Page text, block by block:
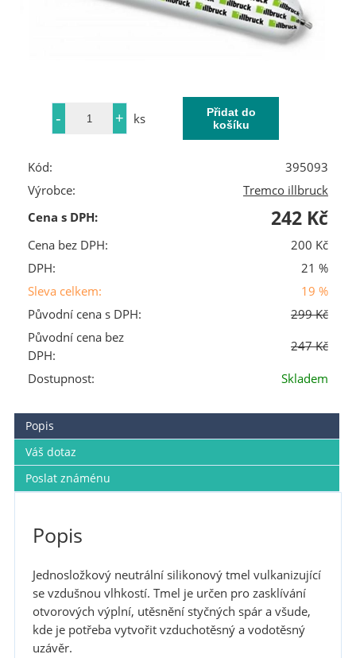
ks
Kód:
395093
Výrobce:
Tremco illbruck
Cena s DPH:
242 Kč
Cena bez DPH:
200 Kč
DPH:
21 %
Sleva celkem:
19 %
Původní cena s DPH:
299 Kč
Původní cena bez
DPH:
247 Kč
Dostupnost:
Skladem
Popis
Váš dotaz
Poslat známénu
Popis
Jednosložkový neutrální silikonový tmel vulkanizující
se vzdušnou vlhkostí. Tmel je určen pro zasklívání
otvorových výplní, utěsnění styčných spár a všude,
kde je potřeba vytvořit vzduchotěsný a vodotěsný
uzávěr.